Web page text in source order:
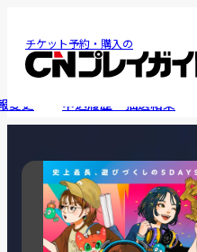
チケット予約・購入の
変更 申込履歴・抽選結果